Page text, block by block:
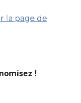
la page de
!